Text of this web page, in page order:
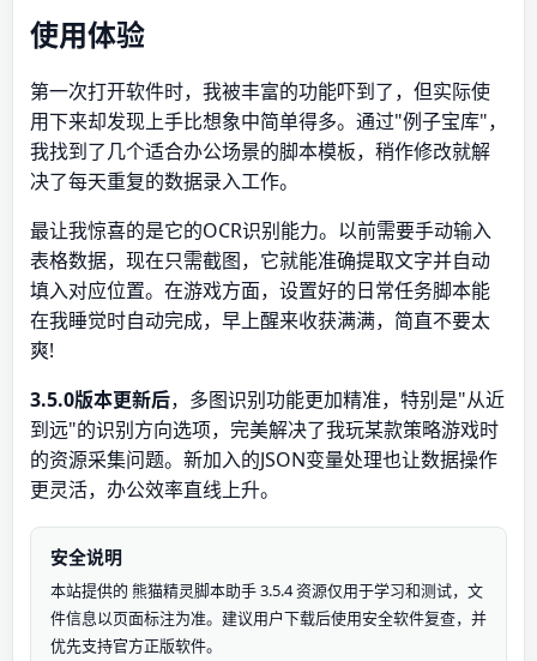
使用体验
第一次打开软件时，我被丰富的功能吓到了，但实际使
用下来却发现上手比想象中简单得多。通过"例子宝库"，
我找到了几个适合办公场景的脚本模板，稍作修改就解
决了每天重复的数据录入工作。
最让我惊喜的是它的OCR识别能力。以前需要手动输入
表格数据，现在只需截图，它就能准确提取文字并自动
填入对应位置。在游戏方面，设置好的日常任务脚本能
在我睡觉时自动完成，早上醒来收获满满，简直不要太
爽!
3.5.0版本更新后，多图识别功能更加精准，特别是"从近
到远"的识别方向选项，完美解决了我玩某款策略游戏时
的资源采集问题。新加入的JSON变量处理也让数据操作
更灵活，办公效率直线上升。
安全说明
本站提供的 熊猫精灵脚本助手 3.5.4 资源仅用于学习和测试，文
件信息以页面标注为准。建议用户下载后使用安全软件复查，并
优先支持官方正版软件。